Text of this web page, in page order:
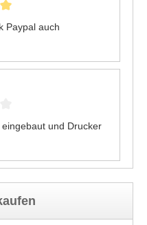
Paypal auch
und Drucker